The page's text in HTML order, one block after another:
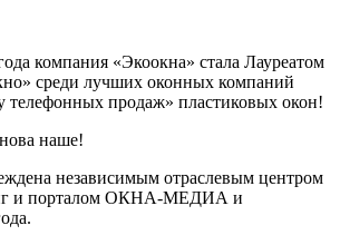
компания «Экоокна» стала Лауреатом
среди лучших оконных компаний
телефонных продаж» пластиковых окон!
независимым отраслевым центром
и порталом ОКНА-МЕДИА и